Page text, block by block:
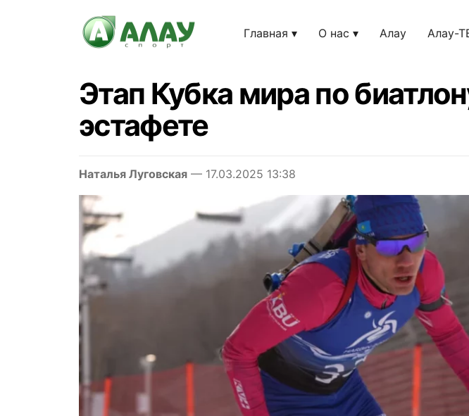
Главная О нас Алау Алау-
Этап Кубка мира по
эстафете
Наталья Луговская — 17.03.2025 13:38